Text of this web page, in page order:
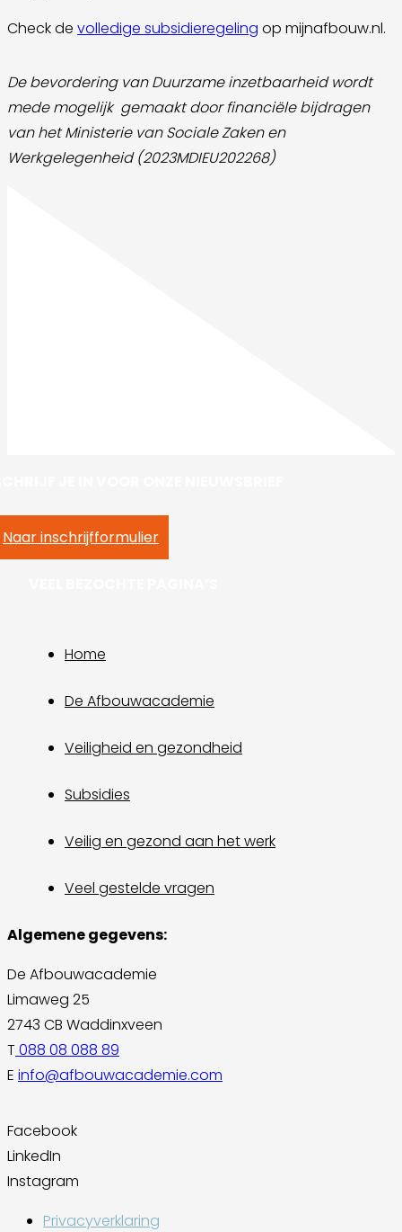
Check de volledige subsidieregeling op mijnafbouw.nl.
De bevordering van Duurzame inzetbaarheid wordt
mede mogelijk gemaakt doorfinanciële bijdragen
van het Ministerie van Sociale Zaken en
Werkgelegenheid (2023MDIEU202268)
Naar inschrijfformulier
Home
De Afbouwacademie
Veiligheid en gezondheid
Subsidies
Veilig en gezond aan het werk
Veel gestelde vragen
Algemene gegevens:
De Afbouwacademie
Limaweg 25
2743 CB Waddinxveen
T 088 08 088 89
E info@afbouwacademie.com
Facebook
LinkedIn
Instagram
Privacyverklaring